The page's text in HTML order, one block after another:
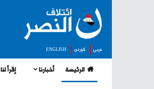
ENGLISH كوردى عربي
الرئيسة أخبارنا إقرأ لنا